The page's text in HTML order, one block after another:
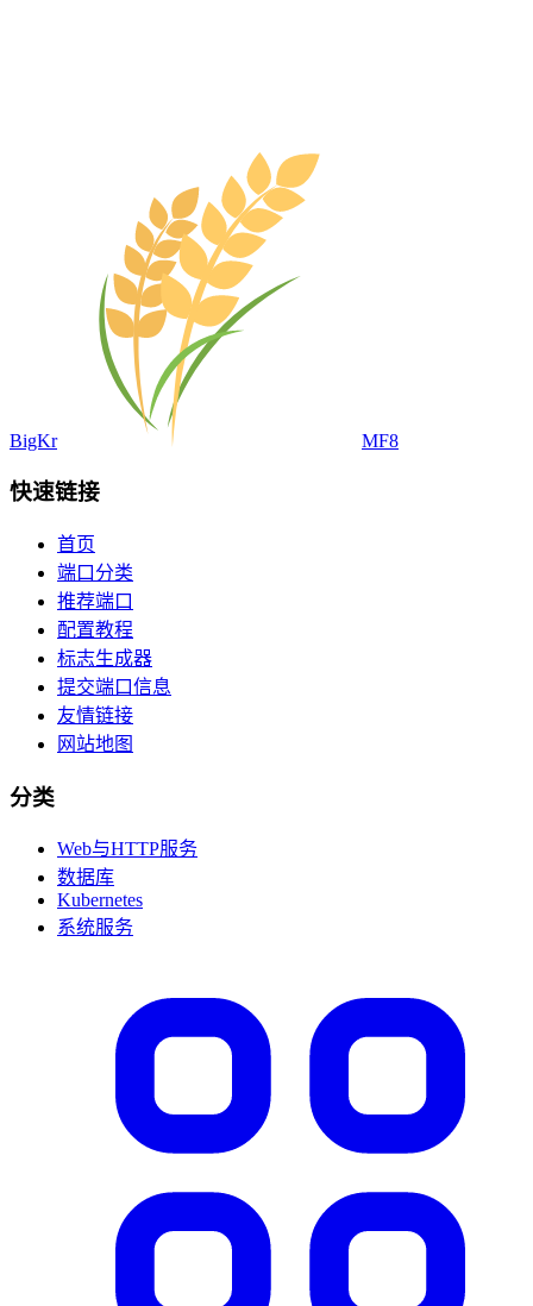
BigKr MF8
快速链接
首页
端口分类
推荐端口
配置教程
标志生成器
提交端口信息
友情链接
网站地图
分类
Web与HTTP服务
数据库
Kubernetes
系统服务